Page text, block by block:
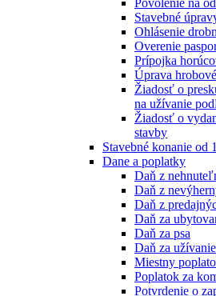
Povolenie na
Stavebné
Ohlásenie
Overenie
Prípojka
Úprava
Žiadosť o
na užívanie
Žiadosť o
stavby
Stavebné konanie od
Dane a poplatky
Daň z
Daň z
Daň z
Daň za
Daň za psa
Daň za
Miestny
Poplatok za
Potvrdenie o